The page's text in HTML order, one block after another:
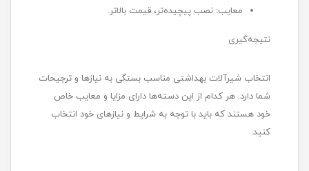
معایب: نصب پیچیده‌تر، قیمت بالاتر.
نتیجه‌گیری
انتخاب شیرآلات بهداشتی مناسب بستگی به نیازها و ترجیحات
شما دارد. هر کدام از این دسته‌ها دارای مزایا و معایب خاص
خود هستند که باید با توجه به شرایط و نیازهای خود انتخاب
کنید.